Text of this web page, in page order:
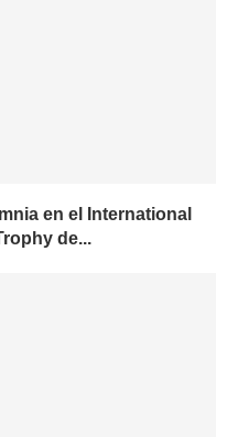
en el International
de...